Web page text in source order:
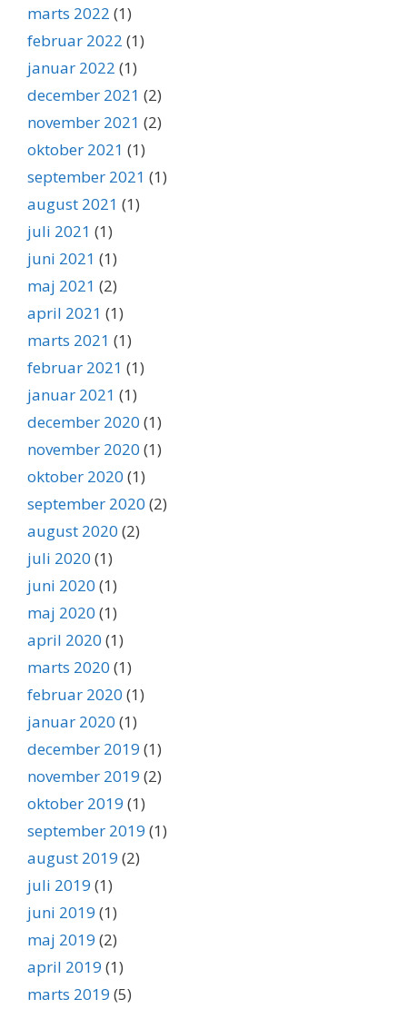
marts 2022 (1)
februar 2022 (1)
januar 2022 (1)
december 2021 (2)
november 2021 (2)
oktober 2021 (1)
september 2021 (1)
august 2021 (1)
juli 2021 (1)
juni 2021 (1)
maj 2021 (2)
april 2021 (1)
marts 2021 (1)
februar 2021 (1)
januar 2021 (1)
december 2020 (1)
november 2020 (1)
oktober 2020 (1)
september 2020 (2)
august 2020 (2)
juli 2020 (1)
juni 2020 (1)
maj 2020 (1)
april 2020 (1)
marts 2020 (1)
februar 2020 (1)
januar 2020 (1)
december 2019 (1)
november 2019 (2)
oktober 2019 (1)
september 2019 (1)
august 2019 (2)
juli 2019 (1)
juni 2019 (1)
maj 2019 (2)
april 2019 (1)
marts 2019 (5)